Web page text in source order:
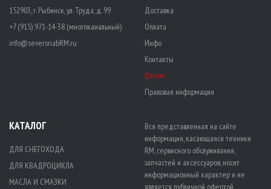
152903, г. Рыбинск, ул. Труда, д. 99
+7 (915) 971-14-38 (многоканальный)
info@seversnabRM.ru
Доставка
Оплата
Инфо
Контакты
Оптом
Правовая информация
КАТАЛОГ
ДЛЯ СНЕГОХОДА
ДЛЯ КВАДРОЦИКЛА
МАСЛА И СМАЗКИ
Вся представленная на сайте
информация, касающаяся техники
RM, сервисного обслуживания,
запчастей и аксессуаров, носит
информационный характер и не
является публичной офертой,